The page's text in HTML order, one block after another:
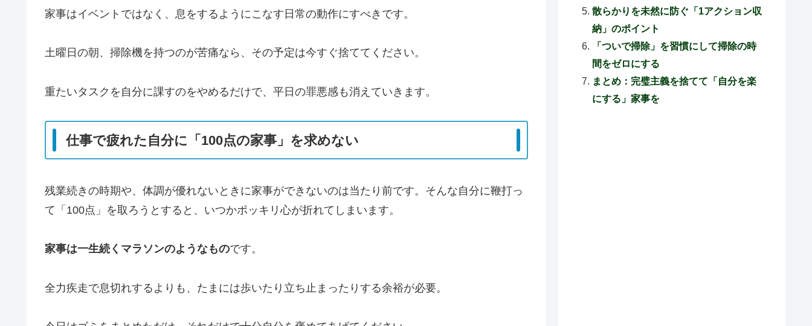
家事はイベントではなく、息をするようにこなす日常の動作にすべきです。
土曜日の朝、掃除機を持つのが苦痛なら、その予定は今すぐ捨ててください。
重たいタスクを自分に課すのをやめるだけで、平日の罪悪感も消えていきます。
仕事で疲れた自分に「100点の家事」を求めない
残業続きの時期や、体調が優れないときに家事ができないのは当たり前です。そんな自分に鞭打っ
て「100点」を取ろうとすると、いつかポッキリ心が折れてしまいます。
家事は一生続くマラソンのようなものです。
全力疾走で息切れするよりも、たまには歩いたり立ち止まったりする余裕が必要。
散らかりを未然に防ぐ「1アクション収
納」のポイント
「ついで掃除」を習慣にして掃除の時
間をゼロにする
まとめ：完璧主義を捨てて「自分を楽
にする」家事を